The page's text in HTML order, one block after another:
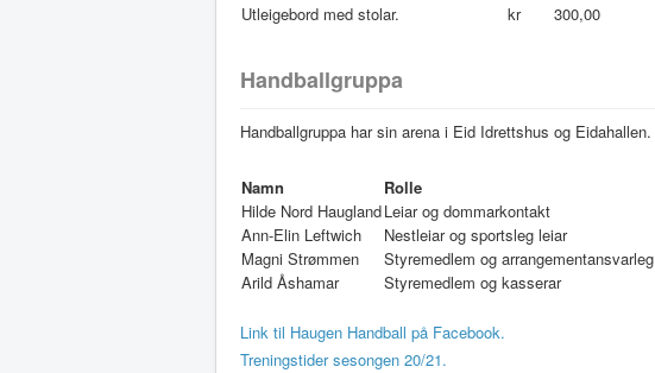
Utleigebord med stolar.
kr 300,00
Handballgruppa
Handballgruppa har sin arena i Eid Idrettshus og Eidahallen.
Namn Rolle
Hilde Nord HauglandLeiar og dommarkontakt
Ann-Elin Leftwich
Nestleiar og sportsleg leiar
Magni Strømmen
Styremedlem og arrangementansvarleg
Arild Åshamar
Styremedlem og kasserar
Link til Haugen Handball på Facebook.
Treningstider sesongen 20/21.